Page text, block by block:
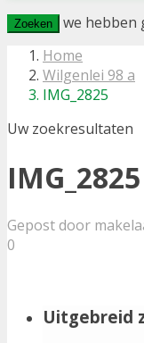
Zoeken we hebben
Home
Wilgenlei 98 a
IMG_2825
Uw zoekresultaten
IMG_2825
Gepost door
0
Uitgebreid